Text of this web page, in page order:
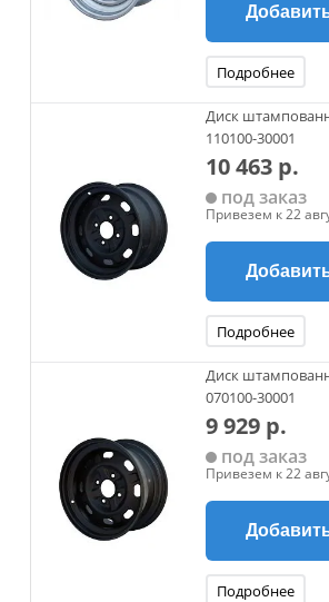
Подробнее
Диск
110100-30001
10 463 р.
под заказ
Привезем к 22
Подробнее
Диск
070100-30001
9 929 р.
под заказ
Привезем к 22
Подробнее